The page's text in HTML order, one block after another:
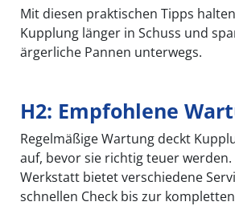
Mit diesen praktischen Tipps
Kupplung länger in Schuss und
ärgerliche Pannen unterwegs.
H2: Empfohlene
Regelmäßige Wartung deckt
auf, bevor sie richtig teuer
Werkstatt bietet verschiedene
schnellen Check bis zur